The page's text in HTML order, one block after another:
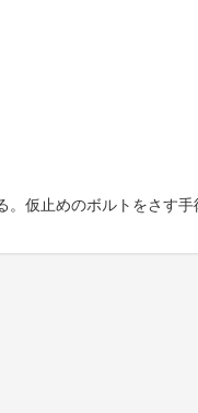
仮止めのボルトをさす